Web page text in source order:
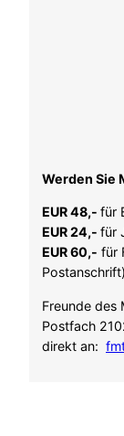
Werden Sie
EUR 48,- für
EUR 24,- für
EUR 60,- für
Postanschrift)
Freunde des
Postfach
direkt an: